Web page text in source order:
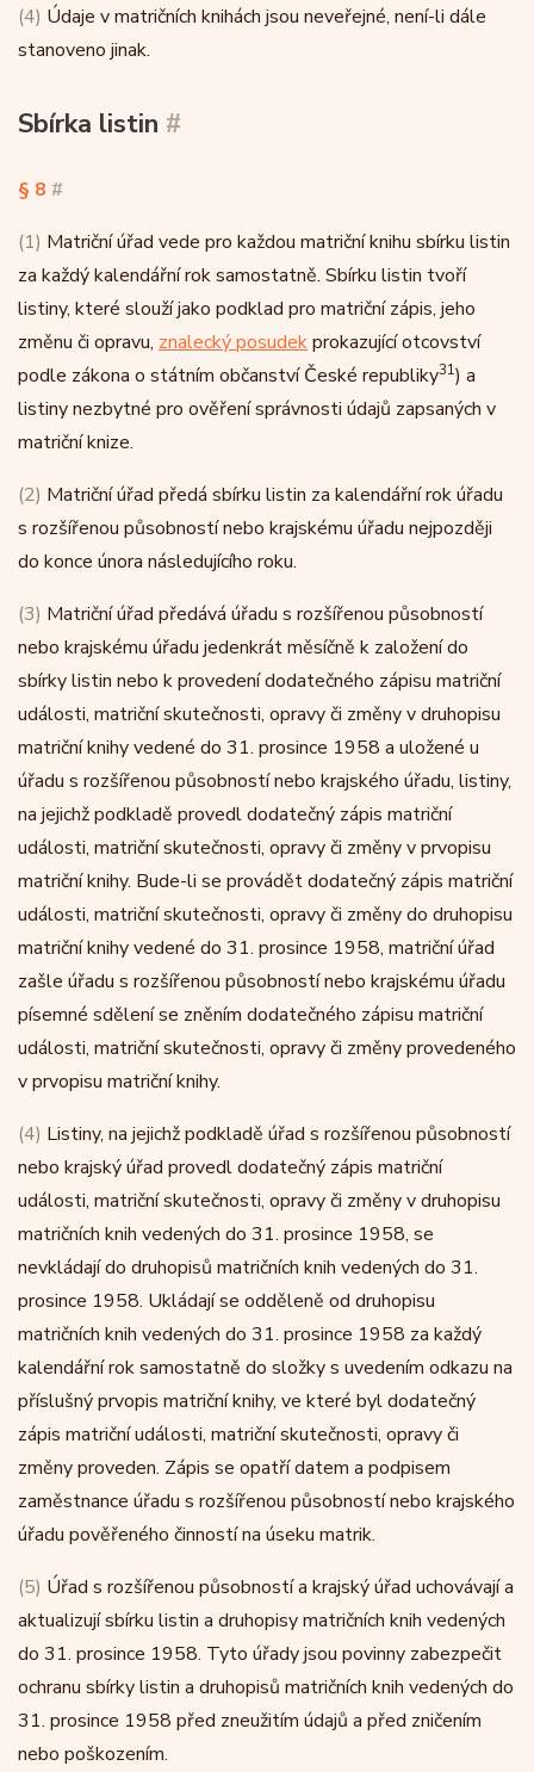
(4) Údaje v matričních knihách jsou neveřejné, není-li dále
stanoveno jinak.
Sbírka listin #
§ 8 #
(1) Matriční úřad vede pro každou matriční knihu sbírku listin
za každý kalendářní rok samostatně. Sbírku listin tvoří
listiny, které slouží jako podklad pro matriční zápis, jeho
změnu či opravu, znalecký posudekprokazující otcovství
podle zákona o státním občanství České republiky31) a
listiny nezbytné pro ověření správnosti údajů zapsaných v
matriční knize.
(2) Matriční úřad předá sbírku listin za kalendářní rok úřadu
s rozšířenou působností nebo krajskému úřadu nejpozději
do konce února následujícího roku.
(3) Matriční úřad předává úřadu s rozšířenou působností
nebo krajskému úřadu jedenkrát měsíčně k založení do
sbírky listin nebo k provedení dodatečného zápisu matriční
události, matriční skutečnosti, opravy či změny v druhopisu
matriční knihy vedené do 31. prosince 1958 a uložené u
úřadu s rozšířenou působností nebo krajského úřadu, listiny,
na jejichž podkladě provedl dodatečný zápis matriční
události, matriční skutečnosti, opravy či změny v prvopisu
matriční knihy. Bude-li se provádět dodatečný zápis matriční
události, matriční skutečnosti, opravy či změny do druhopisu
matriční knihy vedené do 31. prosince 1958, matriční úřad
zašle úřadu s rozšířenou působností nebo krajskému úřadu
písemné sdělení se zněním dodatečného zápisu matriční
události, matriční skutečnosti, opravy či změny provedeného
v prvopisu matriční knihy.
(4) Listiny, na jejichž podkladě úřad s rozšířenou působností
nebo krajský úřad provedl dodatečný zápis matriční
události, matriční skutečnosti, opravy či změny v druhopisu
matričních knih vedených do 31. prosince 1958, se
nevkládají do druhopisů matričních knih vedených do 31.
prosince 1958. Ukládají se odděleně od druhopisu
matričních knih vedených do 31. prosince 1958 za každý
kalendářní rok samostatně do složky s uvedením odkazu na
příslušný prvopis matriční knihy, ve které byl dodatečný
zápis matriční události, matriční skutečnosti, opravy či
změny proveden. Zápis se opatří datem a podpisem
zaměstnance úřadu s rozšířenou působností nebo krajského
úřadu pověřeného činností na úseku matrik.
(5) Úřad s rozšířenou působností a krajský úřad uchovávají a
aktualizují sbírku listin a druhopisy matričních knih vedených
do 31. prosince 1958. Tyto úřady jsou povinny zabezpečit
ochranu sbírky listin a druhopisů matričních knih vedených do
31. prosince 1958 před zneužitím údajů a před zničením
nebo poškozením.